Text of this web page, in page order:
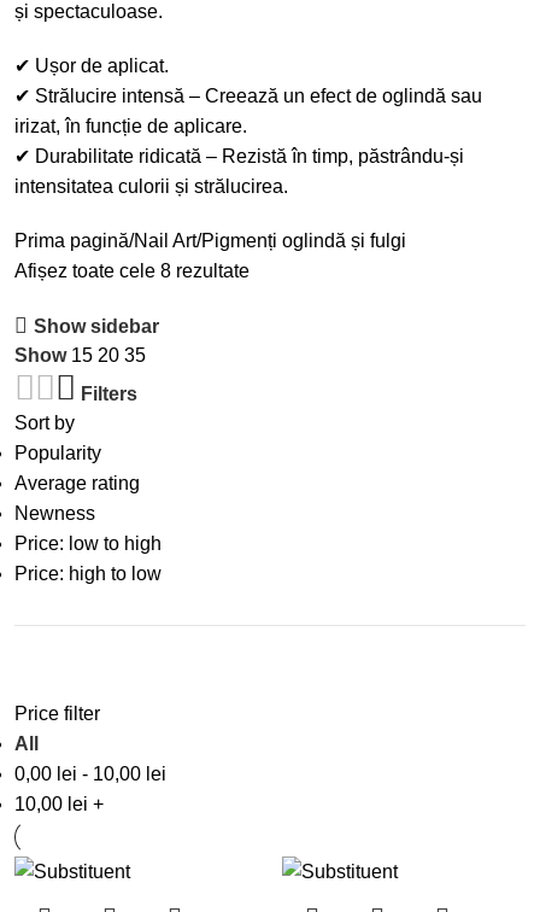
și spectaculoase.
✔ Ușor de aplicat.
✔ Strălucire intensă – Creează un efect de oglindă sau
irizat, în funcție de aplicare.
✔ Durabilitate ridicată – Rezistă în timp, păstrându-și
intensitatea culorii și strălucirea.
Prima pagină Nail Art Pigmenți oglindă și fulgi
Afișez toate cele 8 rezultate
Show sidebar
Show 15 20 35
Filters
Sort by
Popularity
Average rating
Newness
Price: low to high
Price: high to low
Price filter
All
0,00 lei - 10,00 lei
10,00 lei +